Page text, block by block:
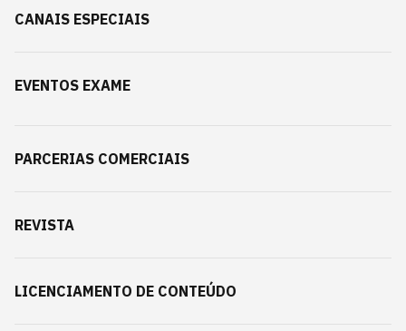
CANAIS ESPECIAIS
EVENTOS EXAME
PARCERIAS COMERCIAIS
REVISTA
LICENCIAMENTO DE CONTEÚDO